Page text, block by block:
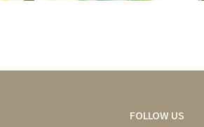
FOLLOW US